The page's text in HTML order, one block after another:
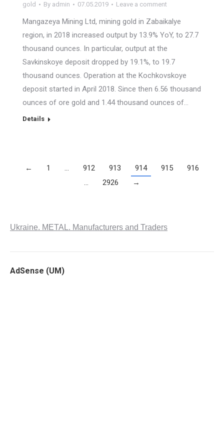
gold By admin 07.05.2019 Leave a comment
Mangazeya Mining Ltd, mining gold in Zabaikalye
region, in 2018 increased output by 13.9% YoY, to 27.7
thousand ounces. In particular, output at the
Savkinskoye deposit dropped by 19.1%, to 19.7
thousand ounces. Operation at the Kochkovskoye
deposit started in April 2018. Since then 6.56 thousand
ounces of ore gold and 1.44 thousand ounces of…
Details
← 1 … 912 913 914 915
916
…
2926 →
Ukraine. METAL. Manufacturers and Traders
AdSense (UM)